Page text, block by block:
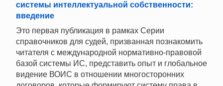
системы интеллектуальной собственности:
введение
Это первая публикация в рамках Серии
справочников для судей, призванная познакомить
читателя с международной нормативно-правовой
базой системы ИС, представить опыт и глобальное
видение ВОИС в отношении многосторонних